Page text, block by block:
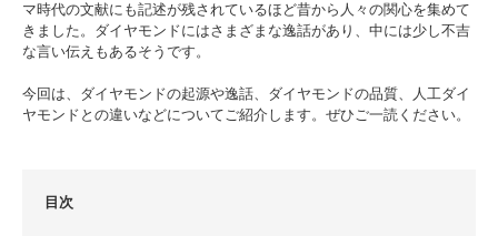
マ時代の文献にも記述が残されているほど昔から人々の関心を集めて
きました。ダイヤモンドにはさまざまな逸話があり、中には少し不吉
な言い伝えもあるそうです。
今回は、ダイヤモンドの起源や逸話、ダイヤモンドの品質、人工ダイ
ヤモンドとの違いなどについてご紹介します。ぜひご一読ください。
目次